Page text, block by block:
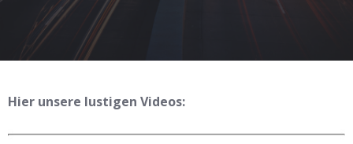
Hier unsere lustigen Videos: